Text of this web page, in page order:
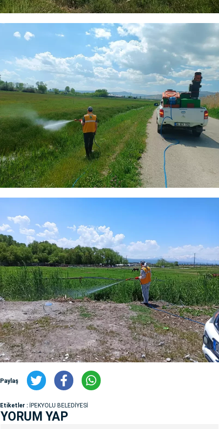
Paylaş
Etiketler : İPEKYOLU BELEDİYESİ
YORUM YAP